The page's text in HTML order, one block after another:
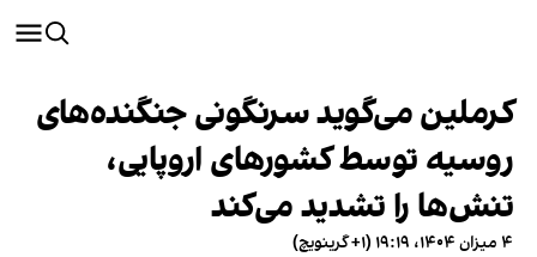
کرملین می‌گوید سرنگونی جنگنده‌های
روسیه توسط کشورهای اروپایی،
تنش‌ها را تشدید می‌کند
۴ میزان ۱۴۰۴، ۱۹:۱۹ (‎+۱ گرینویچ)